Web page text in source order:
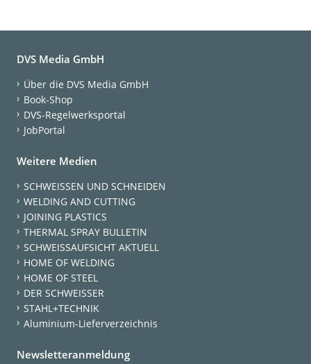
DVS Media GmbH
Über die DVS Media GmbH
Book-Shop
DVS-Regelwerksportal
JobPortal
Weitere Medien
SCHWEISSEN UND SCHNEIDEN
WELDING AND CUTTING
JOINING PLASTICS
THERMAL SPRAY BULLETIN
SCHWEISSAUFSICHT AKTUELL
HOME OF WELDING
HOME OF STEEL
DER SCHWEISSER
STAHL+TECHNIK
Aluminium-Lieferverzeichnis
Newsletteranmeldung